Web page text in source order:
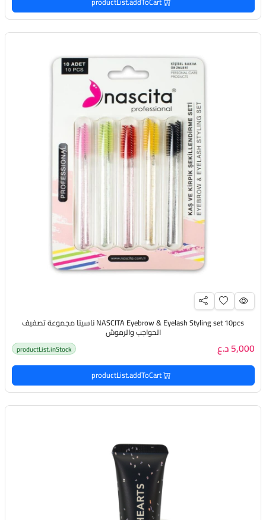
NASCITA Eyebrow & Eyelash Styling set 10pcs ناسيتا مجموعة تصفيف
الحواجب والرموش
5,000 د.ع productList.inStock
productList.addToCart